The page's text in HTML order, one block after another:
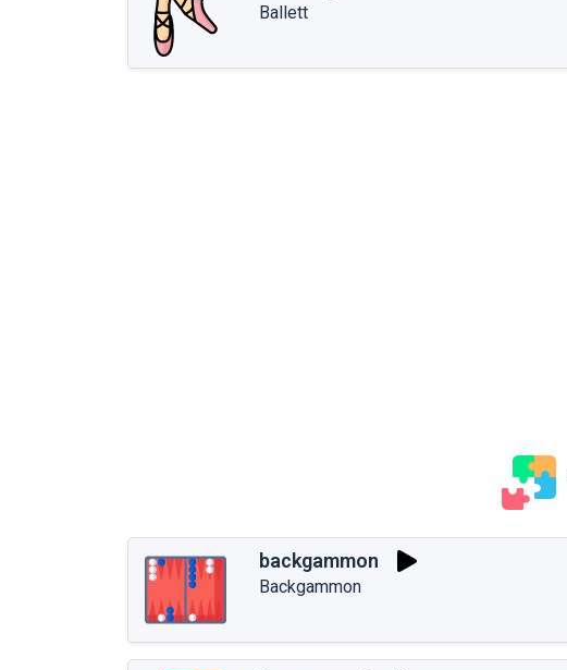
Ballett
backgammon
Backgammon